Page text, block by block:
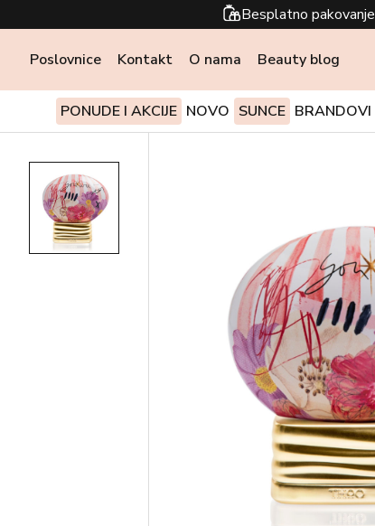
Besplatno pakovanje
Poslovnice Kontakt O nama Beauty blog
PONUDE I AKCIJE NOVO SUNCE BRANDOVI